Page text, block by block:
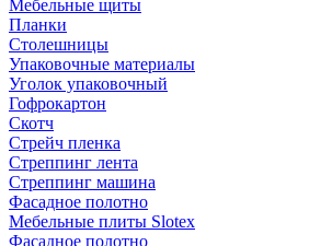
Мебельные щиты
Планки
Столешницы
Упаковочные материалы
Уголок упаковочный
Гофрокартон
Скотч
Стрейч пленка
Стреппинг лента
Стреппинг машина
Фасадное полотно
Мебельные плиты Slotex
Фасадное полотно